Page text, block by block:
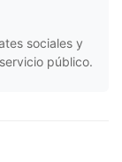
sociales y
público.